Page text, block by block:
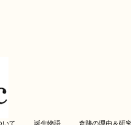
いて 誕生物語 奇跡の理由＆研